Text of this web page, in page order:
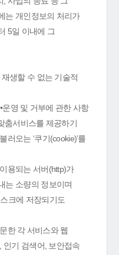
는 개인정보의 처리가
5일 이내에 그
생할 수 없는 기술적
영 및 거부에 관한 사항
춤서비스를 제공하기
러오는 ‘쿠기(cookie)’를
용되는 서버(http)가
는 소량의 정보이며
크에 저장되기도
한 각 서비스와 웹
인기 검색어, 보안접속